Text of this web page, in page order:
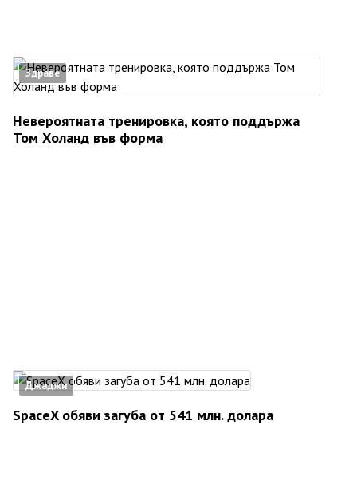
Здраве
Невероятната тренировка, която поддържа
Том Холанд във форма
Джаджи
SpaceX обяви загуба от 541 млн. долара